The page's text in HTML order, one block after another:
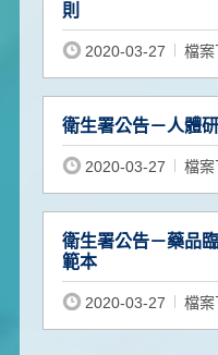
則
2020-03-27 檔案
衛生署公告－人體
2020-03-27 檔案
衛生署公告－藥品
範本
2020-03-27 檔案